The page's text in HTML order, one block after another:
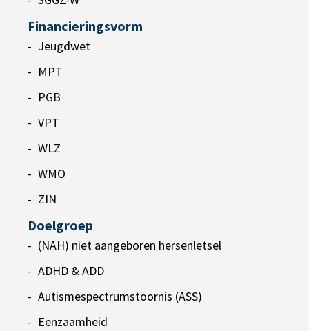
Financieringsvorm
Jeugdwet
MPT
PGB
VPT
WLZ
WMO
ZIN
Doelgroep
(NAH) niet aangeboren hersenletsel
ADHD & ADD
Autismespectrumstoornis (ASS)
Eenzaamheid